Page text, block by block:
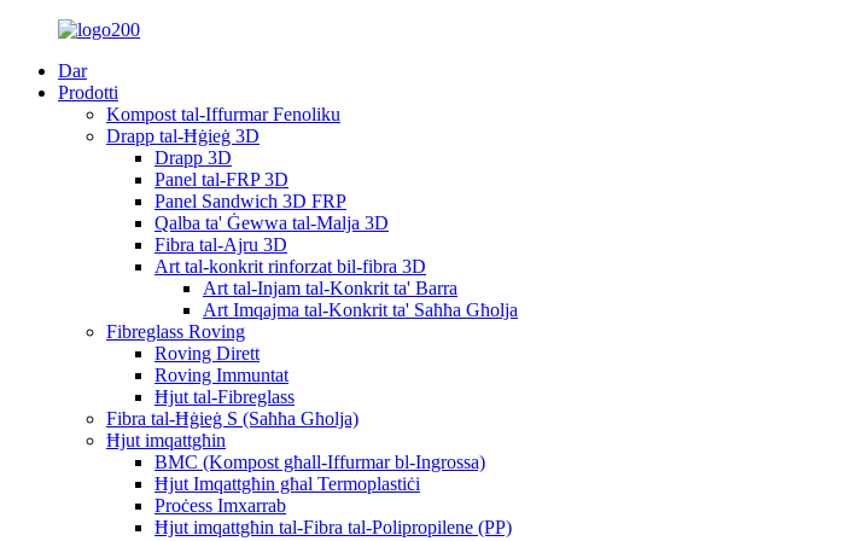
Dar
Prodotti
Kompost tal-Iffurmar Fenoliku
Drapp tal-Ħġieġ 3D
Drapp 3D
Panel tal-FRP 3D
Panel Sandwich 3D FRP
Qalba ta' Ġewwa tal-Malja 3D
Fibra tal-Ajru 3D
Art tal-konkrit rinforzat bil-fibra 3D
Art tal-Injam tal-Konkrit ta' Barra
Art Imqajma tal-Konkrit ta' Saħħa Għolja
Fibreglass Roving
Roving Dirett
Roving Immuntat
Ħjut tal-Fibreglass
Fibra tal-Ħġieġ S (Saħħa Għolja)
Ħjut imqattgħin
BMC (Kompost għall-Iffurmar bl-Ingrossa)
Ħjut Imqattgħin għal Termoplastiċi
Proċess Imxarrab
Ħjut imqattgħin tal-Fibra tal-Polipropilene (PP)